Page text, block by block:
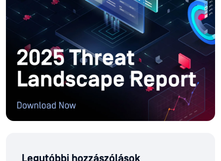
Legutóbbi hozzászólások